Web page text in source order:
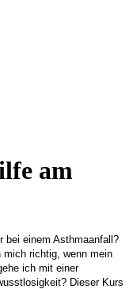
am
bei einem Asthmaanfall?
mich richtig, wenn mein
ich mit einer
Dieser Kurs